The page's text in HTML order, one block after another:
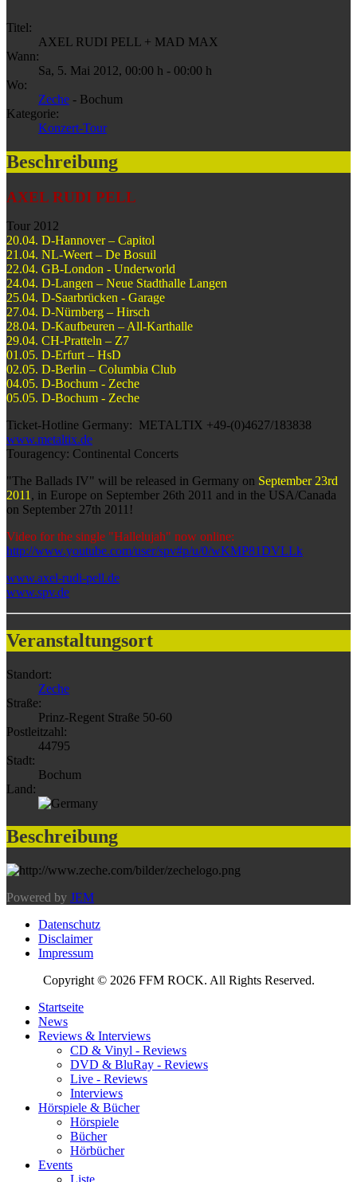
Titel:
AXEL RUDI PELL + MAD MAX
Wann:
Sa, 5. Mai 2012, 00:00 h - 00:00 h
Wo:
Zeche - Bochum
Kategorie:
Konzert-Tour
Beschreibung
AXEL RUDI PELL
Tour 2012
20.04. D-Hannover – Capitol
21.04. NL-Weert – De Bosuil
22.04. GB-London - Underworld
24.04. D-Langen – Neue Stadthalle Langen
25.04. D-Saarbrücken - Garage
27.04. D-Nürnberg – Hirsch
28.04. D-Kaufbeuren – All-Karthalle
29.04. CH-Pratteln – Z7
01.05. D-Erfurt – HsD
02.05. D-Berlin – Columbia Club
04.05. D-Bochum - Zeche
05.05. D-Bochum - Zeche
Ticket-Hotline Germany: METALTIX +49-(0)4627/183838
www.metaltix.de
Touragency: Continental Concerts
"The Ballads IV" will be released in Germany on September 23rd
2011 , in Europe on September 26th 2011 and in the USA/Canada
on September 27th 2011!
Video for the single "Hallelujah" now online:
http://www.youtube.com/user/spv#p/u/0/wKMP81DVLLk
www.axel-rudi-pell.de
www.spv.de
Veranstaltungsort
Standort:
Zeche
Straße:
Prinz-Regent Straße 50-60
Postleitzahl:
44795
Stadt:
Bochum
Land:
Beschreibung
Powered by JEM
Datenschutz
Disclaimer
Impressum
Copyright © 2026 FFM ROCK. All Rights Reserved.
Startseite
News
Reviews & Interviews
CD & Vinyl - Reviews
DVD & BluRay - Reviews
Live - Reviews
Interviews
Hörspiele & Bücher
Hörspiele
Bücher
Hörbücher
Events